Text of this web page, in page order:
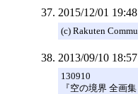
2015/12/01
(c) Rakuten
2013/09/10
130910
『空の境界 全画